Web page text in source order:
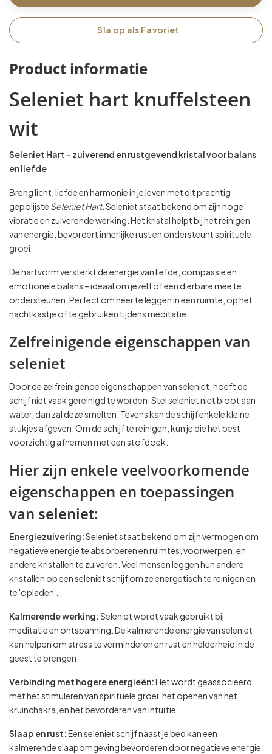
Sla op als Favoriet
Product informatie
Seleniet hart knuffelsteen
wit
Seleniet Hart – zuiverend en rustgevend kristal voor balans
en liefde
Breng licht, liefde en harmonie in je leven met dit prachtig
gepolijste Seleniet Hart. Seleniet staat bekend om zijn hoge
vibratie en zuiverende werking. Het kristal helpt bij het reinigen
van energie, bevordert innerlijke rust en ondersteunt spirituele
groei.
De hartvorm versterkt de energie van liefde, compassie en
emotionele balans – ideaal om jezelf of een dierbare mee te
ondersteunen. Perfect om neer te leggen in een ruimte, op het
nachtkastje of te gebruiken tijdens meditatie.
Zelfreinigende eigenschappen van
seleniet
Door de zelfreinigende eigenschappen van seleniet, hoeft de
schijf niet vaak gereinigd te worden. Stel seleniet niet bloot aan
water, dan zal deze smelten. Tevens kan de schijf enkele kleine
stukjes afgeven. Om de schijf te reinigen, kun je die het best
voorzichtig afnemen met een stofdoek.
Hier zijn enkele veelvoorkomende
eigenschappen en toepassingen
van seleniet:
Energiezuivering:Seleniet staat bekend om zijn vermogen om
negatieve energie te absorberen en ruimtes, voorwerpen, en
andere kristallen te zuiveren. Veel mensen leggen hun andere
kristallen op een seleniet schijf om ze energetisch te reinigen en
te 'opladen'.
Kalmerende werking:Seleniet wordt vaak gebruikt bij
meditatie en ontspanning. De kalmerende energie van seleniet
kan helpen om stress te verminderen en rust en helderheid in de
geest te brengen.
Verbinding met hogere energieën:Het wordt geassocieerd
met het stimuleren van spirituele groei, het openen van het
kruinchakra, en het bevorderen van intuïtie.
Slaap en rust:Een seleniet schijf naast je bed kan een
kalmerende slaapomgeving bevorderen door negatieve energie